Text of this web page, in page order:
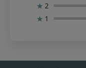
★ 2
★ 1